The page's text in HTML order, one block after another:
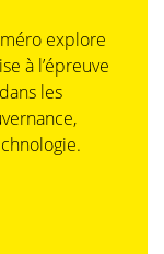
explore
à l’épreuve
les